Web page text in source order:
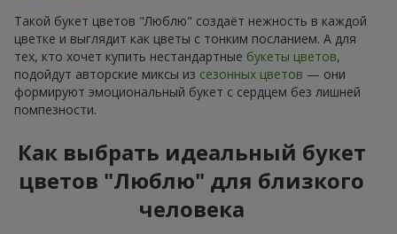
Такой букет цветов "Люблю" создаёт нежность в каждой
цветке и выглядит как цветы с тонким посланием. А для
тех, кто хочет купить нестандартные букеты цветов,
подойдут авторские миксы из сезонных цветов — они
формируют эмоциональный букет с сердцем без лишней
помпезности.
Как выбрать идеальный букет
цветов "Люблю" для близкого
человека